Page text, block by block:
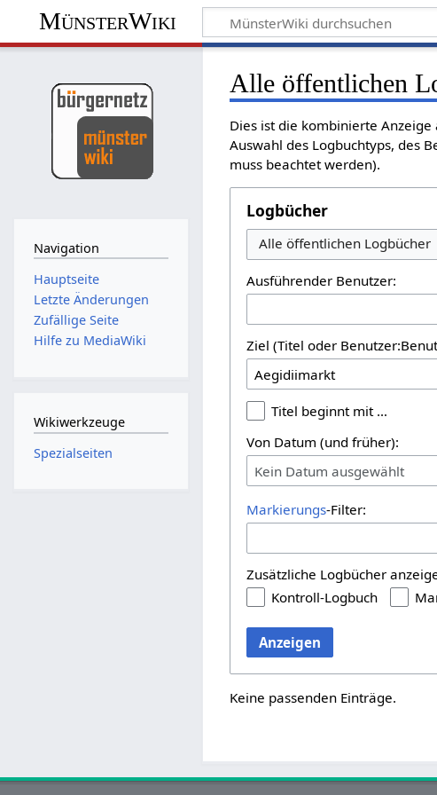
MünsterWiki
Alle öffentlichen
Dies ist die kombinierte
Auswahl des Logbuchtyps, des
muss beachtet werden).
Logbücher
Alle öffentlichen Logbücher
Ausführender Benutzer:
Ziel (Titel oder
Titel beginnt mit …
Von Datum (und früher):
Kein Datum ausgewählt
Markierungs-Filter:
Zusätzliche Logbücher
Kontroll-Logbuch
Anzeigen
Keine passenden Einträge.
Navigation
Hauptseite
Letzte Änderungen
Zufällige Seite
Hilfe zu MediaWiki
Wikiwerkzeuge
Spezialseiten